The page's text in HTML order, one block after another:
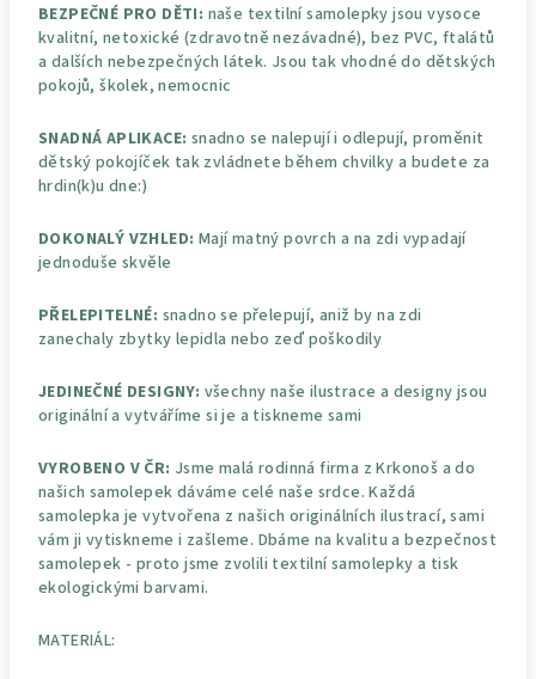
BEZPEČNÉ PRO DĚTI: naše textilní samolepky jsou vysoce
kvalitní, netoxické (zdravotně nezávadné), bez PVC, ftalátů
a dalších nebezpečných látek. Jsou tak vhodné do dětských
pokojů, školek, nemocnic
SNADNÁ APLIKACE: snadno se nalepují i odlepují, proměnit
dětský pokojíček tak zvládnete během chvilky a budete za
hrdin(k)u dne:)
DOKONALÝ VZHLED: Mají matný povrch a na zdi vypadají
jednoduše skvěle
PŘELEPITELNÉ: snadno se přelepují, aniž by na zdi
zanechaly zbytky lepidla nebo zeď poškodily
JEDINEČNÉ DESIGNY: všechny naše ilustrace a designy jsou
originální a vytváříme si je a tiskneme sami
VYROBENO V ČR: Jsme malá rodinná firma z Krkonoš a do
našich samolepek dáváme celé naše srdce. Každá
samolepka je vytvořena z našich originálních ilustrací, sami
vám ji vytiskneme i zašleme. Dbáme na kvalitu a bezpečnost
samolepek - proto jsme zvolili textilní samolepky a tisk
ekologickými barvami.
MATERIÁL: